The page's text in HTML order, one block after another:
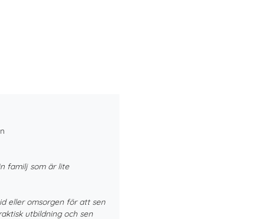
familj som är lite
eller omsorgen för att sen
utbildning och sen